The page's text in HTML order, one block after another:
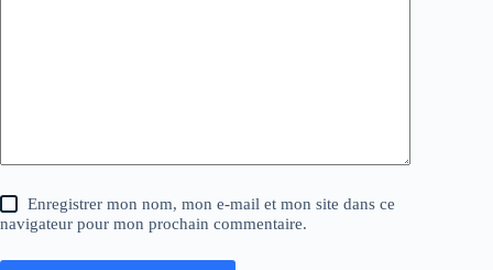
Enregistrer mon nom, mon e-mail et mon site dans ce
navigateur pour mon prochain commentaire.